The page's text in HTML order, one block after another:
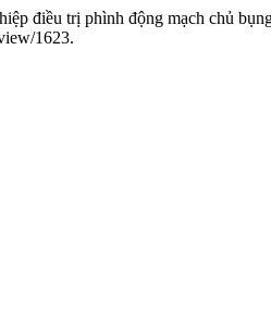
điều trị phình động mạch chủ
1623.